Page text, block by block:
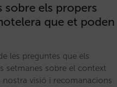
sobre els propers
que et poden
les preguntes que els
setmanes sobre el context
visió i recomanacions